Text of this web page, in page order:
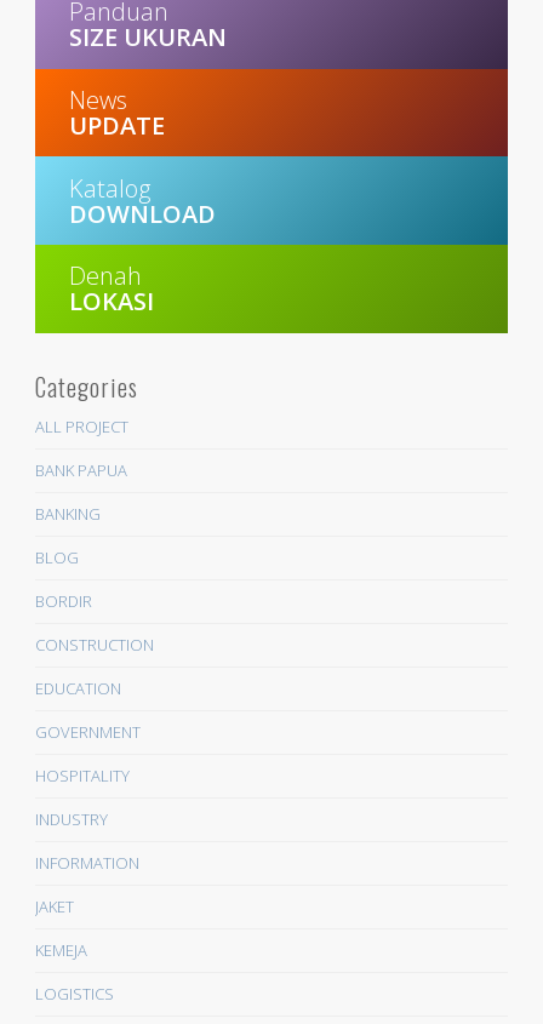
Panduan
SIZE UKURAN
News
UPDATE
Katalog
DOWNLOAD
Denah
LOKASI
Categories
ALL PROJECT
BANK PAPUA
BANKING
BLOG
BORDIR
CONSTRUCTION
EDUCATION
GOVERNMENT
HOSPITALITY
INDUSTRY
INFORMATION
JAKET
KEMEJA
LOGISTICS